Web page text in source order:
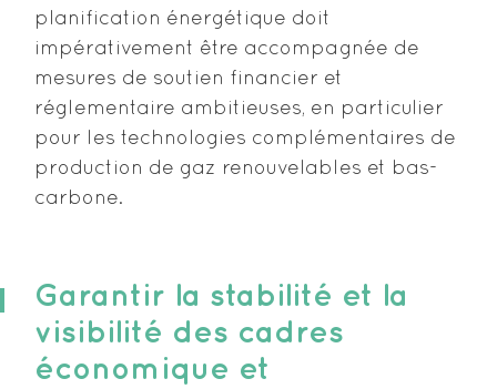
planification énergétique doit
impérativement être accompagnée de
mesures de soutien financier et
réglementaire ambitieuses, en particulier
pour les technologies complémentaires de
production de gaz renouvelables et bas-
carbone.
Garantir la stabilité et la
visibilité des cadres
économique et